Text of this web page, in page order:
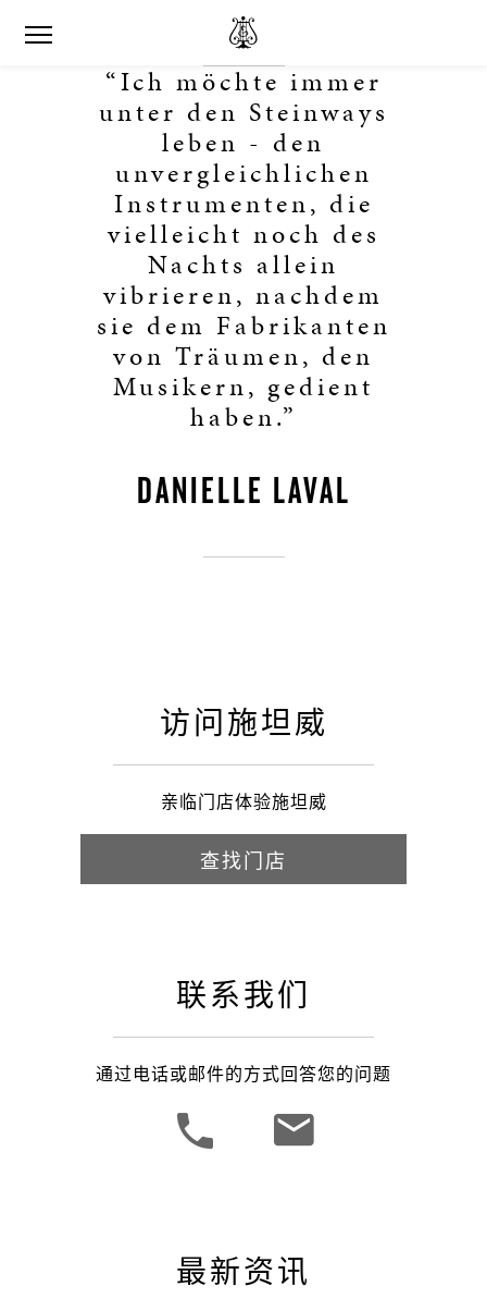
“Ich möchte immer
unter den Steinways
leben - den
unvergleichlichen
Instrumenten, die
vielleicht noch des
Nachts allein
vibrieren, nachdem
sie dem Fabrikanten
von Träumen, den
Musikern, gedient
haben.”
DANIELLE LAVAL
访问施坦威
亲临门店体验施坦威
查找门店
联系我们
通过电话或邮件的方式回答您的问题
最新资讯